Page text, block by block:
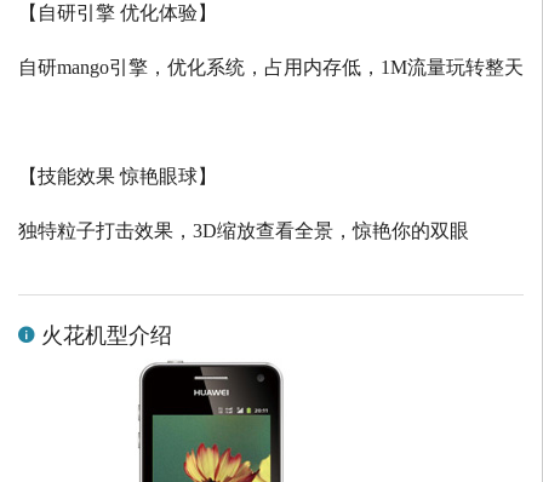
【自研引擎 优化体验】
自研mango引擎，优化系统，占用内存低， 1M流量玩转整天
【技能效果 惊艳眼球】
独特粒子打击效果， 3D缩放查看全景，惊艳你的双眼
火花机型介绍